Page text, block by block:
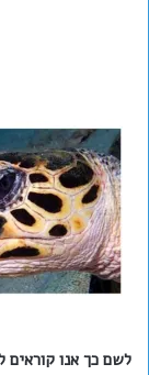
לשם כך אנו קוראים